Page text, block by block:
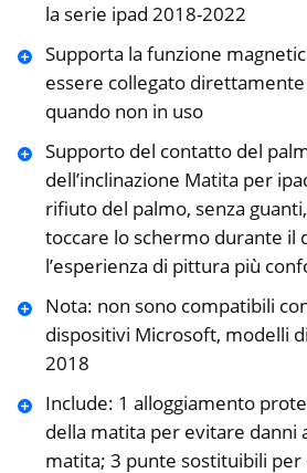
la serie ipad 2018-2022
Supporta la funzione
essere collegato direttamente
quando non in uso
Supporto del contatto del
dell’inclinazione Matita per
rifiuto del palmo, senza
toccare lo schermo durante il
l’esperienza di pittura più
Nota: non sono compatibili
dispositivi Microsoft, modelli
2018
Include: 1 alloggiamento
della matita per evitare danni
matita; 3 punte sostituibili